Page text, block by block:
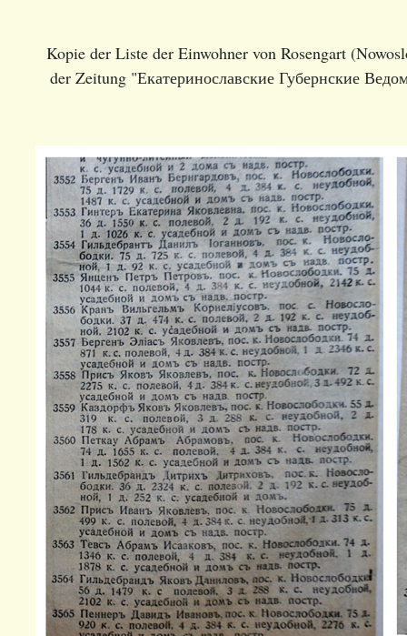
Kopie der Liste der Einwohner von Rosengart
der Zeitung "Екатеринославские Губернские